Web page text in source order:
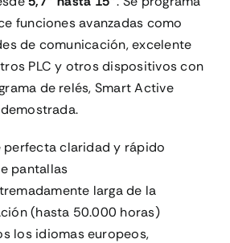
funciones avanzadas como
de comunicación, excelente
PLC y otros dispositivos con
de relés, Smart Active
perfecta claridad y rápido
pantallas
larga de la
(hasta 50.000 horas)
los idiomas europeos,